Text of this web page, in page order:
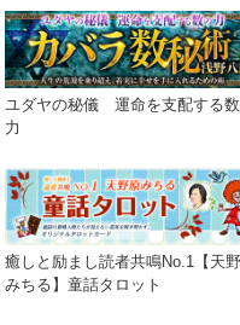
ユダヤの秘儀 運命を支配する
力
癒しと励まし読者共鳴No.1【天
みちる】童話タロット